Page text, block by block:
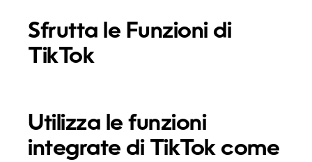
Sfrutta le Funzioni di
TikTok
Utilizza lefunzioni
integrate di TikTok come